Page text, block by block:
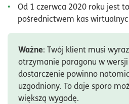
Od 1 czerwca 2020 roku jest
pośrednictwem kas
Ważne: Twój klient musi
otrzymanie paragonu w
dostarczenie powinno
uzgodniony. To daje sporo
większą wygodę.